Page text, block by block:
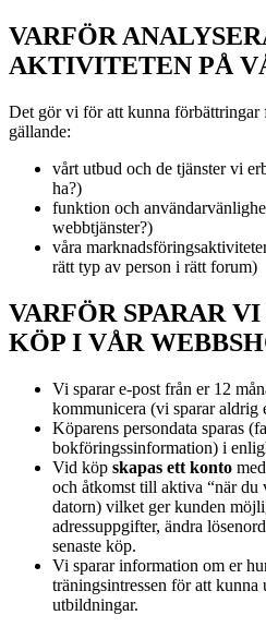
VARFÖR
AKTIVITETEN PÅ
Det gör vi för att kunna förbättringar
gällande:
vårt utbud och de tjänster vi
ha?)
funktion och
webbtjänster?)
våra
rätt typ av person i rätt forum)
VARFÖR SPARAR
KÖP I VÅR
Vi sparar e-post från er 12
kommunicera (vi sparar aldrig
Köparens persondata sparas
bokföringssinformation) i
Vid köp skapas ett konto
och åtkomst till aktiva “när
datorn) vilket ger kunden
adressuppgifter, ändra
senaste köp.
Vi sparar information om er
träningsintressen för att kunna
utbildningar.